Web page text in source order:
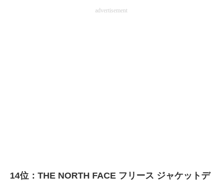
advertisement
14位：THE NORTH FACE フリース ジャケットデ